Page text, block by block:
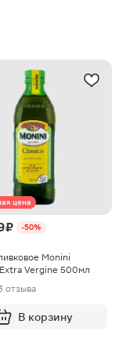
цена
₽
-50%
Monini
Vergine 500мл
отзыва
В корзину